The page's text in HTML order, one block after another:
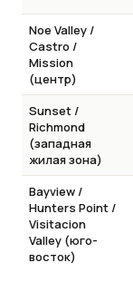
Noe Valley /
Castro /
Mission
(центр)
Sunset /
Richmond
(западная
жилая зона)
Bayview /
Hunters Point /
Visitacion
Valley (юго-
восток)